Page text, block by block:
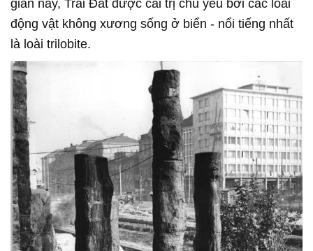
gian này, Trái Đất được cai trị chủ yếu bởi các loài
động vật không xương sống ở biển - nổi tiếng nhất
là loài trilobite.